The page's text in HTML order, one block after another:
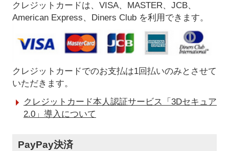
クレジットカードは、VISA、MASTER、JCB、
American Express、Diners Club を利用できます。
クレジットカードでのお支払は1回払いのみとさせて
いただきます。
クレジットカード本人認証サービス「3Dセキュア
2.0」導入について
PayPay決済